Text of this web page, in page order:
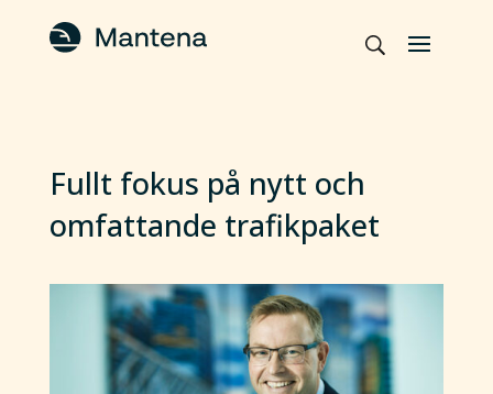
Fullt fokus på nytt och
omfattande trafikpaket